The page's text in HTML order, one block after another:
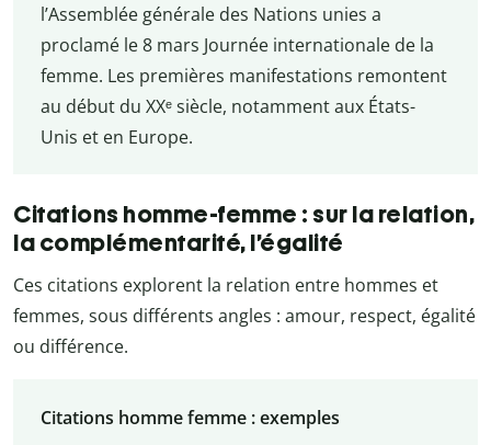
l’Assemblée générale des Nations unies a
proclamé le 8 mars Journée internationale de la
femme. Les premières manifestations remontent
au début du XXᵉ siècle, notamment aux États-
Unis et en Europe.
Citations homme-femme : sur la relation,
la complémentarité, l’égalité
Ces citations explorent la relation entre hommes et
femmes, sous différents angles : amour, respect, égalité
ou différence.
Citations homme femme : exemples